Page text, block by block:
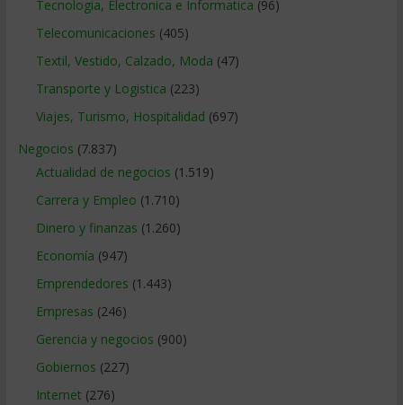
Tecnologia, Electronica e Informatica (96)
Telecomunicaciones (405)
Textil, Vestido, Calzado, Moda (47)
Transporte y Logistica (223)
Viajes, Turismo, Hospitalidad (697)
Negocios (7.837)
Actualidad de negocios (1.519)
Carrera y Empleo (1.710)
Dinero y finanzas (1.260)
Economía (947)
Emprendedores (1.443)
Empresas (246)
Gerencia y negocios (900)
Gobiernos (227)
Internet (276)